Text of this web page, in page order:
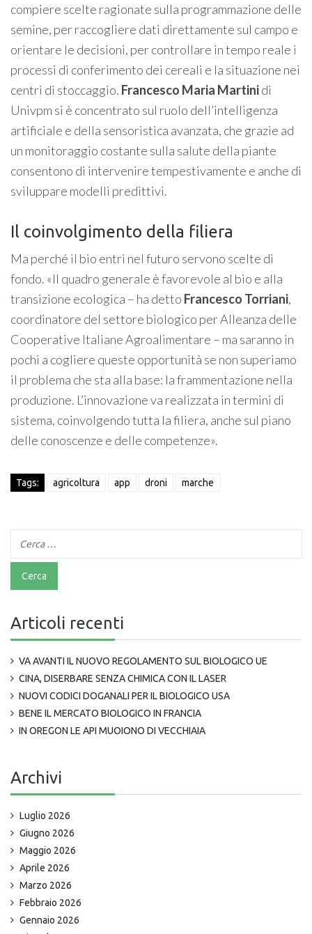
compiere scelte ragionate sulla programmazione delle
semine, per raccogliere dati direttamente sul campo e
orientare le decisioni, per controllare in tempo reale i
processi di conferimento dei cereali e la situazione nei
centri di stoccaggio. Francesco Maria Martinidi
Univpm si è concentrato sul ruolo dell’intelligenza
artificiale e della sensoristica avanzata, che grazie ad
un monitoraggio costante sulla salute della piante
consentono di intervenire tempestivamente e anche di
sviluppare modelli predittivi.
Il coinvolgimento della filiera
Ma perché il bio entri nel futuro servono scelte di
fondo. «Il quadro generale è favorevole al bio e alla
transizione ecologica – ha detto Francesco Torriani,
coordinatore del settore biologico per Alleanza delle
Cooperative Italiane Agroalimentare – ma saranno in
pochi a cogliere queste opportunità se non superiamo
il problema che sta alla base: la frammentazione nella
produzione. L’innovazione va realizzata in termini di
sistema, coinvolgendo tutta la filiera, anche sul piano
delle conoscenze e delle competenze».
Tags: agricoltura app droni marche
Articoli recenti
VA AVANTI IL NUOVO REGOLAMENTO SUL BIOLOGICO UE
CINA, DISERBARE SENZA CHIMICA CON IL LASER
NUOVI CODICI DOGANALI PER IL BIOLOGICO USA
BENE IL MERCATO BIOLOGICO IN FRANCIA
IN OREGON LE API MUOIONO DI VECCHIAIA
Archivi
Luglio 2026
Giugno 2026
Maggio 2026
Aprile 2026
Marzo 2026
Febbraio 2026
Gennaio 2026